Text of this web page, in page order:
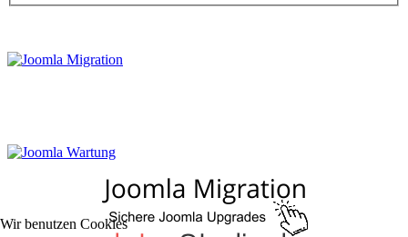
Wir benutzen Cookies